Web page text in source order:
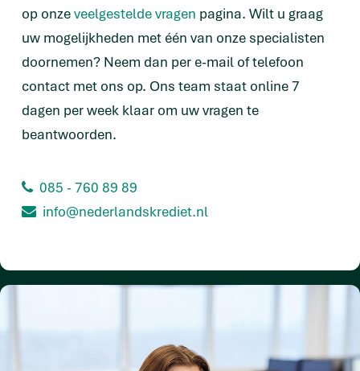
op onzeveelgestelde vragen pagina. Wilt u graag
uw mogelijkheden met één van onze specialisten
doornemen? Neem dan per e-mail of telefoon
contact met ons op. Ons team staat online 7
dagen per week klaar om uw vragen te
beantwoorden.
085 - 760 89 89
info@nederlandskrediet.nl